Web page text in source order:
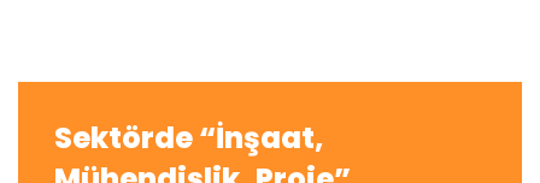
Sektörde “İnşaat,